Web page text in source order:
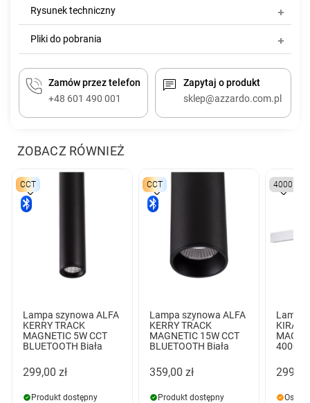
Rysunek techniczny
Pliki do pobrania
Zamów przez telefon
+48 601 490 001
Zapytaj o produkt
sklep@azzardo.com.pl
ZOBACZ RÓWNIEŻ
CCT
Lampa szynowa ALFA
KERRY TRACK
MAGNETIC 5W CCT
BLUETOOTH Biała
299,00 zł
Produkt dostępny
CCT
Lampa szynowa ALFA
KERRY TRACK
MAGNETIC 15W CCT
BLUETOOTH Biała
359,00 zł
Produkt dostępny
4000K
Lampa
KIRA
4000K
299,00